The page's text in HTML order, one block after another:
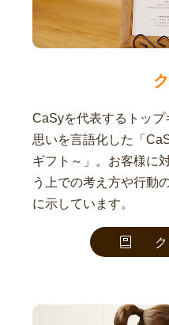
CaSyを代表するトッ
思いを言語化した「
ギフト～」。お客様に
う上での考え方や行動
に示しています。